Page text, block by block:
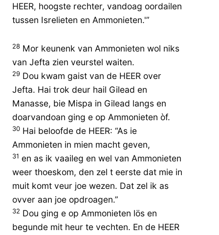
HEER, hoogste rechter, vandoag oordailen
tussen Isrelieten en Ammonieten.'”
28 Mor keunenk van Ammonieten wol niks
van Jefta zien veurstel waiten.
29 Dou kwam gaist van de HEER over
Jefta. Hai trok deur hail Gilead en
Manasse, bie Mispa in Gilead langs en
doarvandoan ging e op Ammonieten òf.
30 Hai beloofde de HEER: “As ie
Ammonieten in mien macht geven,
31 en as ik vaaileg en wel van Ammonieten
weer thoeskom, den zel t eerste dat mie in
muit komt veur joe wezen. Dat zel ik as
ovver aan joe opdroagen.”
32 Dou ging e op Ammonieten lös en
begunde mit heur te vechten. En de HEER